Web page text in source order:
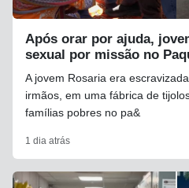
Após orar por ajuda,
sexual por missão no
A jovem Rosaria era
irmãos, em uma fábrica de
famílias pobres no pa&
1 dia atrás